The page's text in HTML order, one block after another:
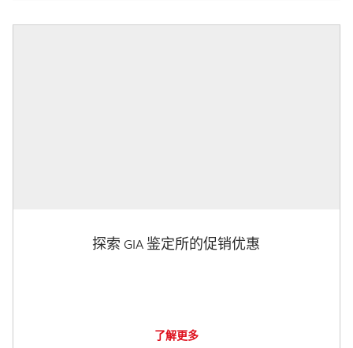
探索 GIA 鉴定所的促销优惠
了解更多